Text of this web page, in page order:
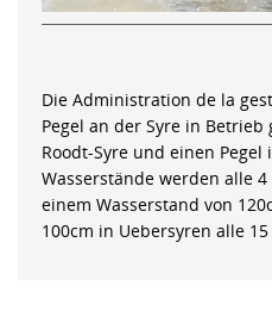
Die Administration de la
Pegel an der Syre in
Roodt-Syre und einen Pegel
Wasserstände werden alle
einem Wasserstand von
100cm in Uebersyren alle